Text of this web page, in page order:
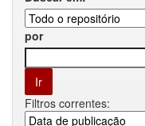
por
Filtros correntes: